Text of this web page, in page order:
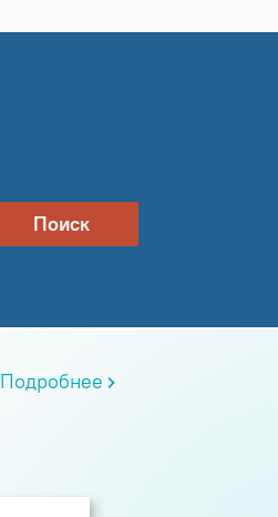
Поиск
Подробнее